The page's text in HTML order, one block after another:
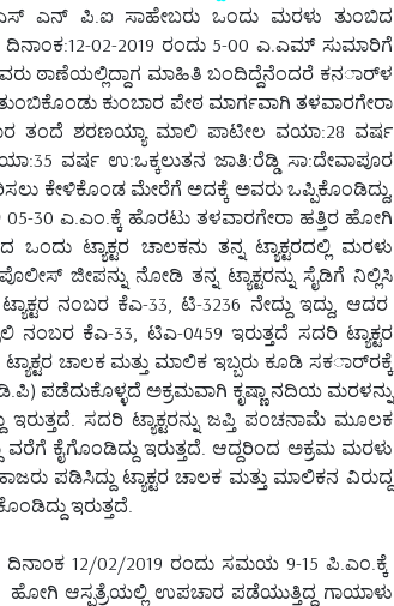
ಎಸ್ ಎನ್ ಪಿ.ಐ ಸಾಹೇಬರು ಒಂದು ಮರಳು ತುಂಬಿದ
02-2019 ರಂದು 5-00 ಎ.ಎಮ್ ಸುಮಾರಿಗೆ
ಠಾಣೆಯಲ್ಲಿದ್ದಾಗ ಮಾಹಿತಿ ಬಂದಿದ್ದೆನೆಂದರೆ ಕನರ್ಾಳ
ಕುಂಬಾರ ಪೇಠ ಮಾರ್ಗವಾಗಿ ತಳವಾರಗೇರಾ
ತಂದೆ ಶರಣಯ್ಯಾ ಮಾಲಿ ಪಾಟೀಲ ವಯಾ:28 ವರ್ಷ
ವರ್ಷ ಉ:ಒಕ್ಕಲುತನ ಜಾತಿ:ರೆಡ್ಡಿ ಸಾ:ದೇವಾಪೂರ
ಕೇಳಿಕೊಂಡ ಮೇರೆಗೆ ಅದಕ್ಕೆ ಅವರು ಒಪ್ಪಿಕೊಂಡಿದ್ದು,
30 ಎ.ಎಂ.ಕ್ಕೆ ಹೊರಟು ತಳವಾರಗೇರಾ ಹತ್ತಿರ ಹೋಗಿ
ಟ್ಯಾಕ್ಟರ ಚಾಲಕನು ತನ್ನ ಟ್ಯಾಕ್ಟರದಲ್ಲಿ ಮರಳು
ಜೀಪನ್ನು ನೋಡಿ ತನ್ನ ಟ್ಯಾಕ್ಟರನ್ನು ಸೈಡಿಗೆ ನಿಲ್ಲಿಸಿ
ನಂಬರ ಕೆಎ-33, ಟಿ-3236 ನೇದ್ದು ಇದ್ದು, ಆದರ
ನಂಬರ ಕೆಎ-33, ಟಿಎ-0459 ಇರುತ್ತದೆ ಸದರಿ ಟ್ಯಾಕ್ಟರ
ಚಾಲಕ ಮತ್ತು ಮಾಲಿಕ ಇಬ್ಬರು ಕೂಡಿ ಸಕರ್ಾರಕ್ಕೆ
ಪಡೆದುಕೊಳ್ಳದೆ ಅಕ್ರಮವಾಗಿ ಕೃಷ್ಣಾ ನದಿಯ ಮರಳನ್ನು
ಸದರಿ ಟ್ಯಾಕ್ಟರನ್ನು ಜಪ್ತಿ ಪಂಚನಾಮೆ ಮೂಲಕ
ಕೈಗೊಂಡಿದ್ದು ಇರುತ್ತದೆ. ಆದ್ದರಿಂದ ಅಕ್ರಮ ಮರಳು
ಪಡಿಸಿದ್ದು ಟ್ಯಾಕ್ಟರ ಚಾಲಕ ಮತ್ತು ಮಾಲಿಕನ ವಿರುದ್ದ
ಇರುತ್ತದೆ.
12/02/2019 ರಂದು ಸಮಯ 9-15 ಪಿ.ಎಂ.ಕ್ಕೆ
ಆಸ್ಪತ್ರೆಯಲ್ಲಿ ಉಪಚಾರ ಪಡೆಯುತ್ತಿದ್ದ ಗಾಯಾಳು